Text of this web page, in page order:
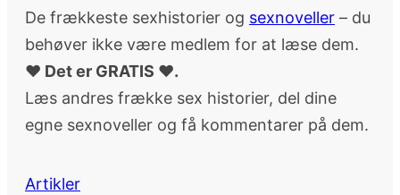
De frækkeste sexhistorier og sexnoveller – du
behøver ikke være medlem for at læse dem.
♥ Det er GRATIS ♥.
Læs andres frække sex historier, del dine
egne sexnoveller og få kommentarer på dem.
Artikler